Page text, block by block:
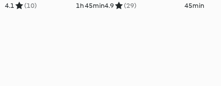
4.1 (10) 1h 45min4.9 (29) 45min